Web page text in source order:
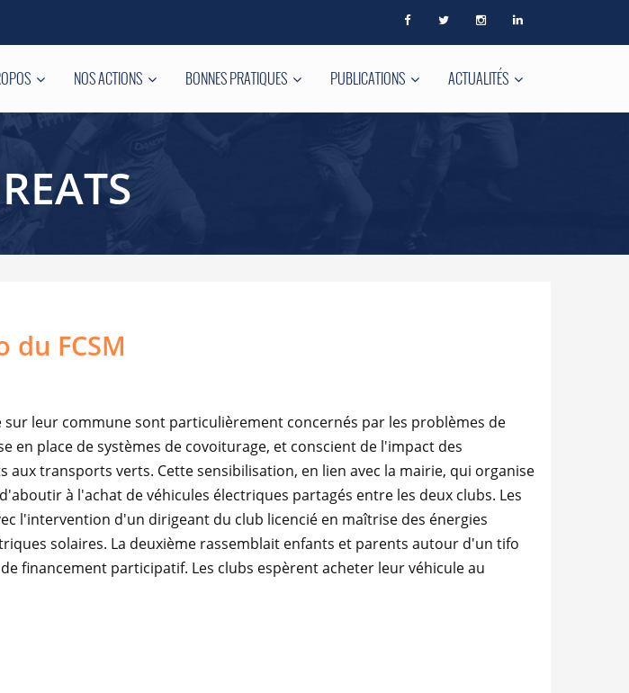
NOS ACTIONS BONNES PRATIQUES PUBLICATIONS ACTUALITÉS
FCSM
leur commune sont particulièrement concernés par les problèmes de
en place de systèmes de covoiturage, et conscient de l'impact des
transports verts. Cette sensibilisation, en lien avec la mairie, qui organise
à l'achat de véhicules électriques partagés entre les deux clubs. Les
l'intervention d'un dirigeant du club licencié en maîtrise des énergies
solaires. La deuxième rassemblait enfants et parents autour d'un tifo
financement participatif. Les clubs espèrent acheter leur véhicule au